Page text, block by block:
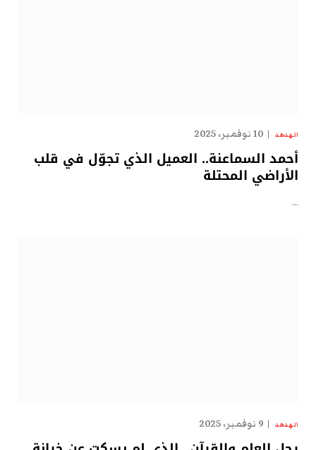
الهدهد 10 نوفمبر، 2025
أحمد السماعنة.. العميل الذي تجوّل في قلب
الأراضي المحتلة
…
الهدهد 9 نوفمبر، 2025